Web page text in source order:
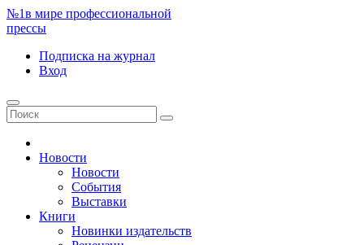
№1в мире профессиональной
прессы
Подписка на журнал
Вход
Новости
Новости
События
Выставки
Книги
Новинки издательств